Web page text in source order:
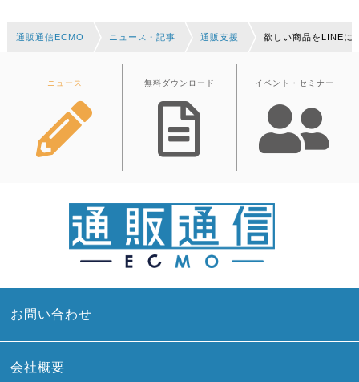
通販通信ECMO ニュース・記事 通販支援 欲しい商品をLINEに
ニュース 無料ダウンロード イベント・セミナー
お問い合わせ
会社概要